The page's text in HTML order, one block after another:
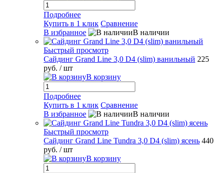
Подробнее
Купить в 1 клик Сравнение
В избранное
В наличии
Быстрый просмотр
Сайдинг Grand Line 3,0 D4 (slim) ванильный 225
руб. / шт
В корзину
Подробнее
Купить в 1 клик Сравнение
В избранное
В наличии
Быстрый просмотр
Сайдинг Grand Line Tundra 3,0 D4 (slim) ясень 440
руб. / шт
В корзину